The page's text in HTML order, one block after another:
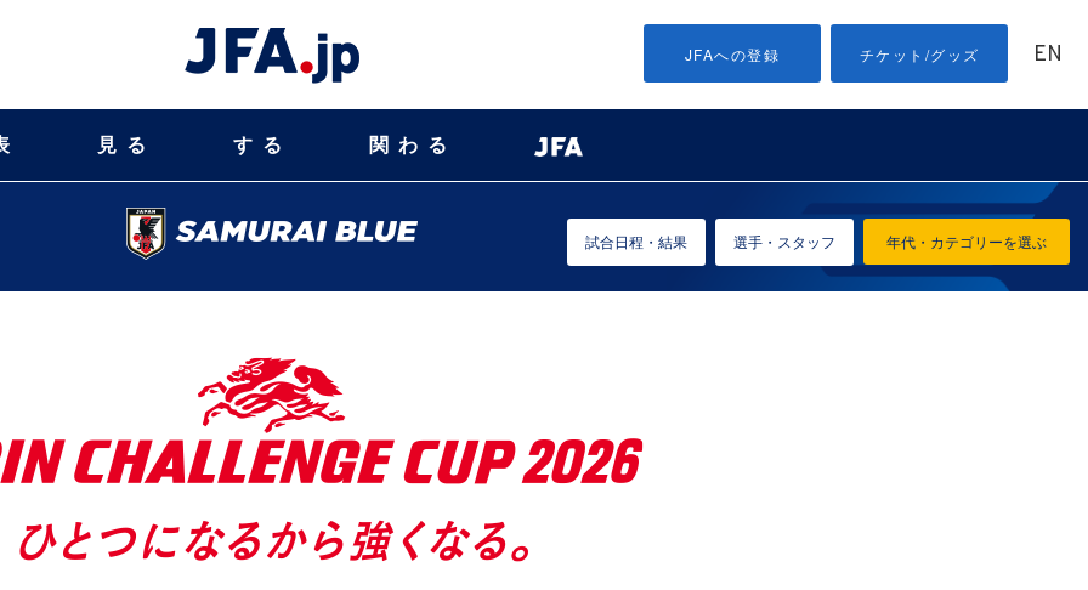
JFAへの登録 チケット/グッズ EN
見る する 関わる
年代・カテゴリーを選ぶ
試合日程・結果 選手・スタッフ